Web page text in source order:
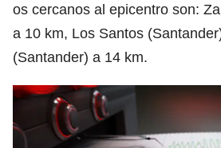
os cercanos al epicentro son:
a 10 km, Los Santos
(Santander) a 14 km.